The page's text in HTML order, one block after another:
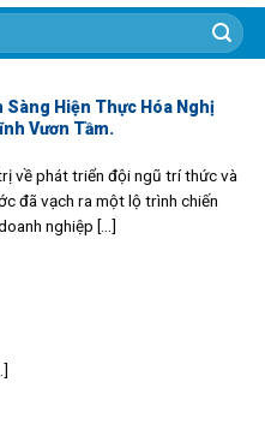
Sàng Hiện Thực Hóa Nghị
Vươn Tầm.
về phát triển đội ngũ trí thức và
đã vạch ra một lộ trình chiến
nghiệp [...]